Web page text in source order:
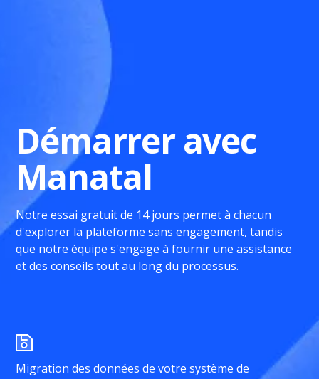
Démarrer avec
Manatal
Notre essai gratuit de 14 jours permet à chacun
d'explorer la plateforme sans engagement, tandis
que notre équipe s'engage à fournir une assistance
et des conseils tout au long du processus.
Migration des données de votre système de